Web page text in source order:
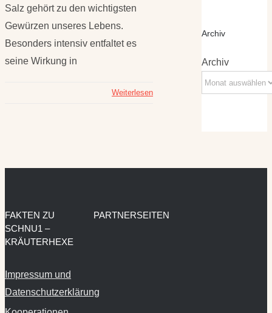
Salz gehört zu den wichtigsten
Gewürzen unseres Lebens.
Besonders intensiv entfaltet es
seine Wirkung in
Weiterlesen
Archiv
Archiv
FAKTEN ZU
SCHNU1 –
KRÄUTERHEXE
Impressum und
Datenschutzerklärung
PARTNERSEITEN